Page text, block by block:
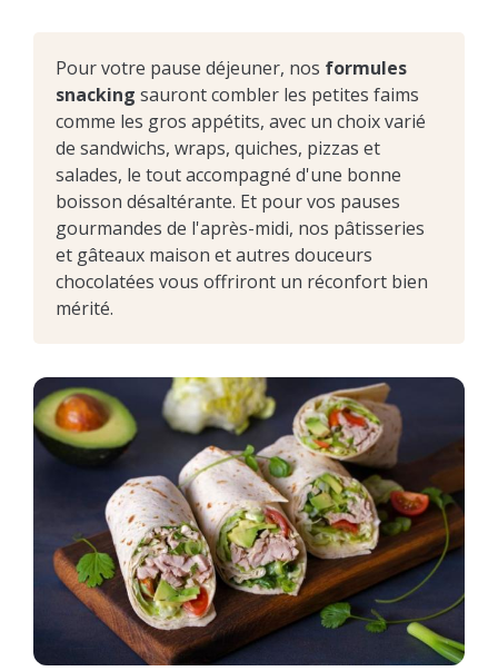
Pour votre pause déjeuner, nos formules
snacking sauront combler les petites faims
comme les gros appétits, avec un choix varié
de sandwichs, wraps, quiches, pizzas et
salades, le tout accompagné d'une bonne
boisson désaltérante. Et pour vos pauses
gourmandes de l'après-midi, nos pâtisseries
et gâteaux maison et autres douceurs
chocolatées vous offriront un réconfort bien
mérité.